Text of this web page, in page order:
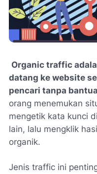
Organic traffic
datang ke website
pencari tanpa
orang menemukan
mengetik kata kunci
lain, lalu mengklik
organik.
Jenis traffic ini